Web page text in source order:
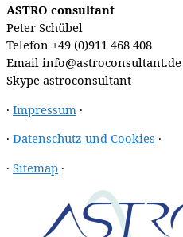
ASTRO consultant
Peter Schübel
Telefon +49 (0)911 468 408
Email info@astroconsultant.de
Skype astroconsultant
· Impressum ·
· Datenschutz und Cookies ·
· Sitemap ·